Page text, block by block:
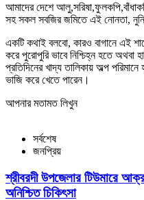
আমাদের দেশে
সহ সকল সবজির জমিতে এই নোনতা,
একটি কথাই বলবো, কারও বাগানে এই
করে পুরোপুরি ভাবে নিশ্চিহ্ন হতে অথবা
প্রতিদিনের খাদ্য তালিকায় অল্প
ভাজি করে খেতে পারেন।
আপনার মতামত লিখুন
সর্বশেষ
জনপ্রিয়
শ্রীবরদী উপজেলার টিউমারে
অনিশ্চিত চিকিৎসা